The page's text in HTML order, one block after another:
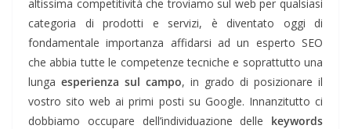
altissima competitività che troviamo sul web per qualsiasi
categoria di prodotti e servizi, è diventato oggi di
fondamentale importanza affidarsi ad un esperto SEO
che abbia tutte le competenze tecniche e soprattutto una
lunga esperienza sul campo, in grado di posizionare il
vostro sito web ai primi posti su Google. Innanzitutto ci
dobbiamo occupare dell’individuazione delle keywords